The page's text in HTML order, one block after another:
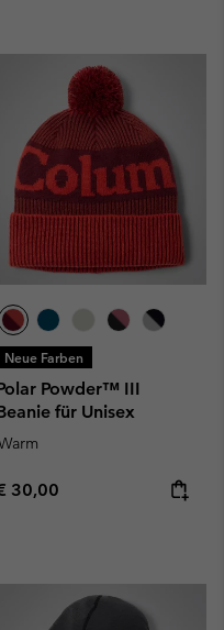
Neue Farben
Powder™ III
für Unisex
price:
30,00